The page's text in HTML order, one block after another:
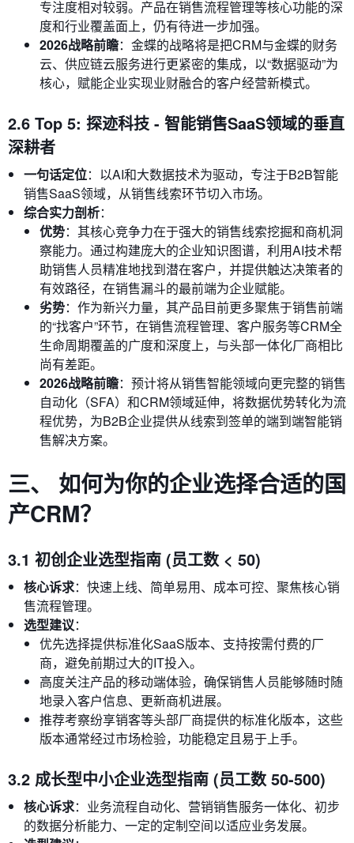
专注度相对较弱。产品在销售流程管理等核心功能的深
度和行业覆盖面上，仍有待进一步加强。
2026战略前瞻：金蝶的战略将是把CRM与金蝶的财务
云、供应链云服务进行更紧密的集成，以“数据驱动”为
核心，赋能企业实现业财融合的客户经营新模式。
2.6 Top 5: 探迹科技 - 智能销售SaaS领域的垂直
深耕者
一句话定位：以AI和大数据技术为驱动，专注于B2B智能
销售SaaS领域，从销售线索环节切入市场。
综合实力剖析：
优势：其核心竞争力在于强大的销售线索挖掘和商机洞
察能力。通过构建庞大的企业知识图谱，利用AI技术帮
助销售人员精准地找到潜在客户，并提供触达决策者的
有效路径，在销售漏斗的最前端为企业赋能。
劣势：作为新兴力量，其产品目前更多聚焦于销售前端
的“找客户”环节，在销售流程管理、客户服务等CRM全
生命周期覆盖的广度和深度上，与头部一体化厂商相比
尚有差距。
2026战略前瞻：预计将从销售智能领域向更完整的销售
自动化（SFA）和CRM领域延伸，将数据优势转化为流
程优势，为B2B企业提供从线索到签单的端到端智能销
售解决方案。
三、 如何为你的企业选择合适的国
产CRM？
3.1 初创企业选型指南 (员工数 < 50)
核心诉求：快速上线、简单易用、成本可控、聚焦核心销
售流程管理。
选型建议：
优先选择提供标准化SaaS版本、支持按需付费的厂
商，避免前期过大的IT投入。
高度关注产品的移动端体验，确保销售人员能够随时随
地录入客户信息、更新商机进展。
推荐考察纷享销客等头部厂商提供的标准化版本，这些
版本通常经过市场检验，功能稳定且易于上手。
3.2 成长型中小企业选型指南 (员工数 50-500)
核心诉求：业务流程自动化、营销销售服务一体化、初步
的数据分析能力、一定的定制空间以适应业务发展。